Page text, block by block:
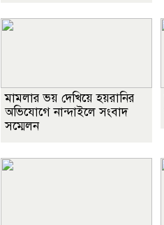
মামলার ভয় দেখিয়ে হয়রানির
অভিযোগে নান্দাইলে সংবাদ
সম্মেলন